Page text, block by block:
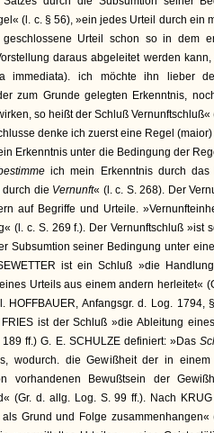
(l. c. § 56), »ein jedes Urteil durch ein
Urteil schon so in dem
daraus abgeleitet werden
immediata). ich möchte ihn lieber
zum Grunde gelegten Erkenntnis,
so heißt der Schluß Vernunftschluß«
denke ich zuerst eine Regel
Erkenntnis unter die Bedingung der
ich mein Erkenntnis durch das
die Vernunft« (l. c. S. 268). Der
auf Begriffe und Urteile.
(l. c. S. 269 f.). Der Vernunftschluß »ist
Subsumtion seiner Bedingung unter
ist ein Schluß »die
Urteils aus einem andern herleitet«
HOFFBAUER, Anfangsgr. d. Log. 1794,
ist der Schluß »die Ableitung
ff.) G. E. SCHULZE definiert: »Das
wodurch. die Gewißheit der in einem
vorhandenen Bewußtsein der
(Gr. d. allg. Log. S. 99 ff.). Nach
Grund und Folge